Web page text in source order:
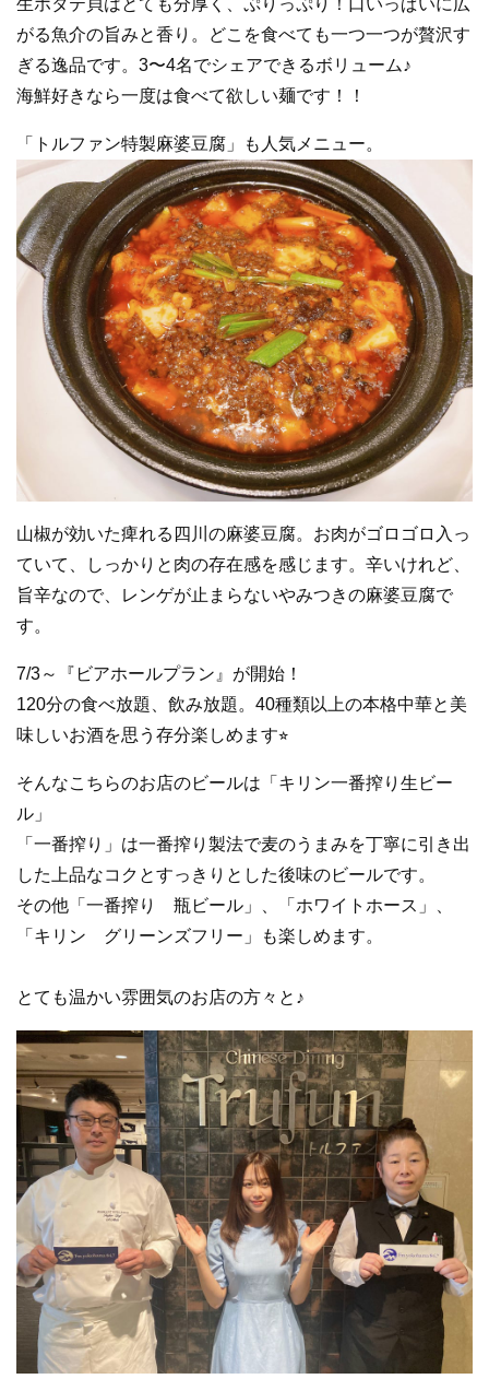
がる魚介の旨みと香り。どこを食べても一つ一つが贅沢す
ぎる逸品です。3〜4名でシェアできるボリューム♪
海鮮好きなら一度は食べて欲しい麺です！！
「トルファン特製麻婆豆腐」も人気メニュー。
山椒が効いた痺れる四川の麻婆豆腐。お肉がゴロゴロ入っ
ていて、しっかりと肉の存在感を感じます。辛いけれど、
旨辛なので、レンゲが止まらないやみつきの麻婆豆腐で
す。
7/3～『ビアホールプラン』が開始！
120分の食べ放題、飲み放題。40種類以上の本格中華と美
味しいお酒を思う存分楽しめます⭐︎
そんなこちらのお店のビールは「キリン一番搾り生ビー
ル」
「一番搾り」は一番搾り製法で麦のうまみを丁寧に引き出
した上品なコクとすっきりとした後味のビールです。
その他「一番搾り 瓶ビール」、「ホワイトホース」、
「キリン グリーンズフリー」も楽しめます。
とても温かい雰囲気のお店の方々と♪